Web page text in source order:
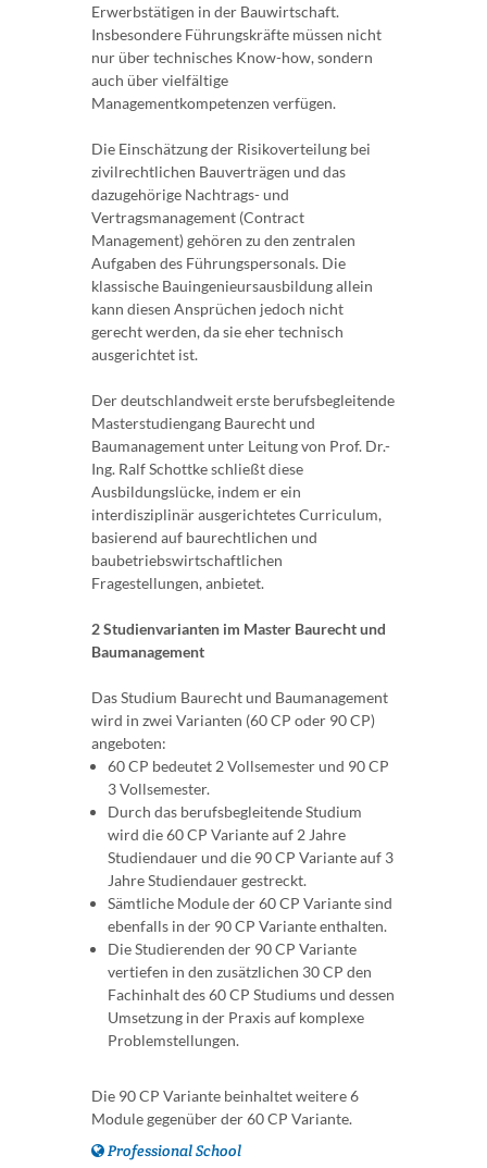
Erwerbstätigen in der Bauwirtschaft.
Insbesondere Führungskräfte müssen nicht
nur über technisches Know-how, sondern
auch über vielfältige
Managementkompetenzen verfügen.
Die Einschätzung der Risikoverteilung bei
zivilrechtlichen Bauverträgen und das
dazugehörige Nachtrags- und
Vertragsmanagement (Contract
Management) gehören zu den zentralen
Aufgaben des Führungspersonals. Die
klassische Bauingenieursausbildung allein
kann diesen Ansprüchen jedoch nicht
gerecht werden, da sie eher technisch
ausgerichtet ist.
Der deutschlandweit erste berufsbegleitende
Masterstudiengang Baurecht und
Baumanagement unter Leitung von Prof. Dr.-
Ing. Ralf Schottke schließt diese
Ausbildungslücke, indem er ein
interdisziplinär ausgerichtetes Curriculum,
basierend auf baurechtlichen und
baubetriebswirtschaftlichen
Fragestellungen, anbietet.
2 Studienvarianten im Master Baurecht und
Baumanagement
Das Studium Baurecht und Baumanagement
wird in zwei Varianten (60 CP oder 90 CP)
angeboten:
60 CP bedeutet 2 Vollsemester und 90 CP
3 Vollsemester.
Durch das berufsbegleitende Studium
wird die 60 CP Variante auf 2 Jahre
Studiendauer und die 90 CP Variante auf 3
Jahre Studiendauer gestreckt.
Sämtliche Module der 60 CP Variante sind
ebenfalls in der 90 CP Variante enthalten.
Die Studierenden der 90 CP Variante
vertiefen in den zusätzlichen 30 CP den
Fachinhalt des 60 CP Studiums und dessen
Umsetzung in der Praxis auf komplexe
Problemstellungen.
Die 90 CP Variante beinhaltet weitere 6
Module gegenüber der 60 CP Variante.
Professional School